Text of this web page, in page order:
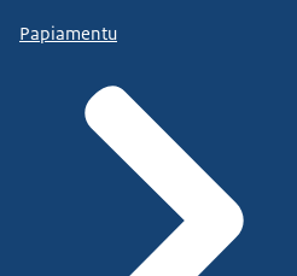
Papiamentu